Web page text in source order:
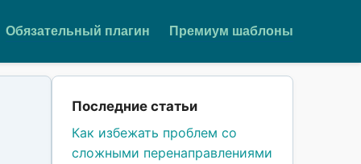
Обязательный плагин Премиум шаблоны
Последние статьи
Как избежать проблем со
сложными перенаправлениями